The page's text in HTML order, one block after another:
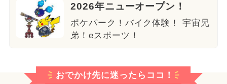
2026年ニューオープン！
ポケパーク！バイク体験！ 宇宙兄
弟！eスポーツ！
おでかけ先に迷ったらココ！